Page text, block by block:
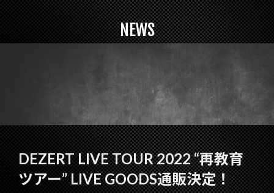
NEWS
DEZERT LIVE TOUR 2022 “再教育
ツアー” LIVE GOODS通販決定！